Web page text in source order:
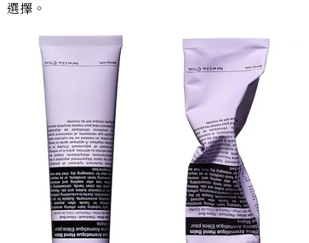
選擇。